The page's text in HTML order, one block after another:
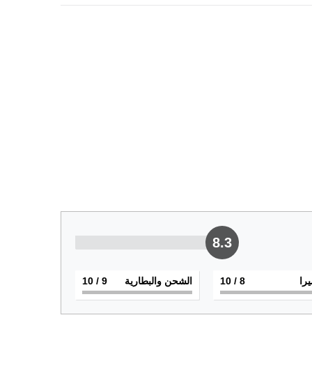
8.3
8
/ 10 الشحن والبطارية 9
/ 10